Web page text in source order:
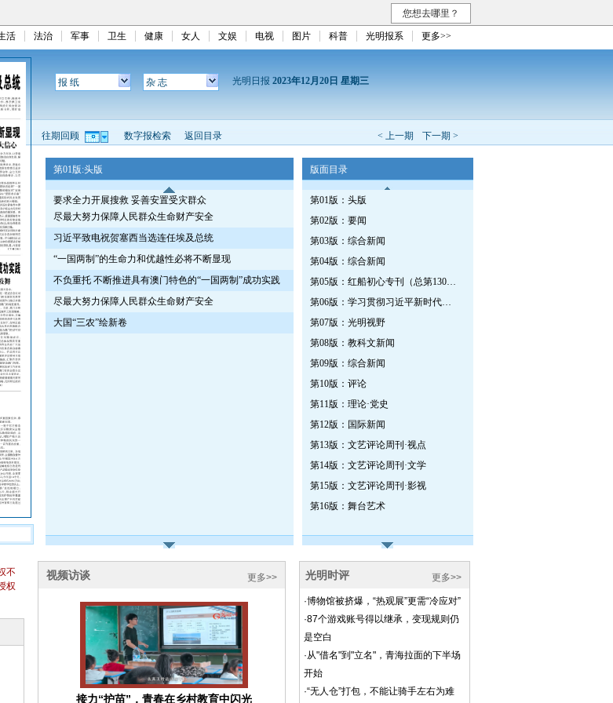
您想去哪里？
活 法治 军事 卫生 健康 女人 文娱 电视 图片 科普 光明报系 更多>>
报 纸 杂 志 光明日报 2023年12月20日 星期三
< 上一期 下一期 >
往期回顾 数字报检索 返回目录
第01版:头版
要求全力开展搜救 妥善安置受灾群众
尽最大努力保障人民群众生命财产安全
习近平致电祝贺塞西当选连任埃及总统
“一国两制”的生命力和优越性必将不断显现
不负重托 不断推进具有澳门特色的“一国两制”成功实践
尽最大努力保障人民群众生命财产安全
大国“三农”绘新卷
版面目录
第01版：头版
第02版：要闻
第03版：综合新闻
第04版：综合新闻
第05版：红船初心专刊（总第1303期）
第06版：学习贯彻习近平新时代中国特色社会主义思想专刊
第07版：光明视野
第08版：教科文新闻
第09版：综合新闻
第10版：评论
第11版：理论·党史
第12版：国际新闻
第13版：文艺评论周刊·视点
第14版：文艺评论周刊·文学
第15版：文艺评论周刊·影视
第16版：舞台艺术